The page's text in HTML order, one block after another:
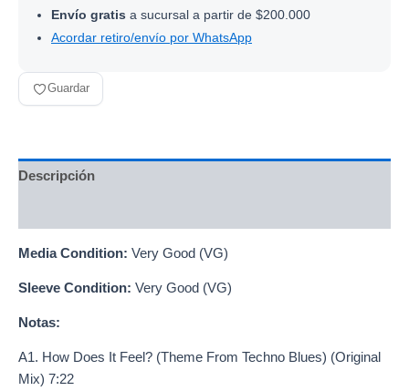
Envío gratis a sucursal a partir de $200.000
Acordar retiro/envío por WhatsApp
Guardar
Descripción
Media Condition: Very Good (VG)
Sleeve Condition: Very Good (VG)
Notas:
A1. How Does It Feel? (Theme From Techno Blues) (Original
Mix) 7:22